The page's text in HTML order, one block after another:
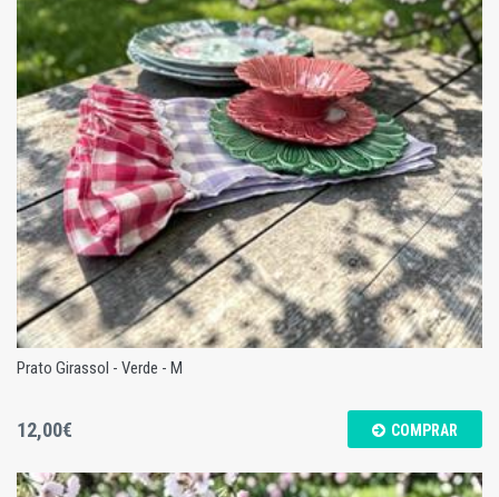
Borboleta Colorida - Pintura Manual - M
Prato Girassol - Verde - M
12,00€ COMPRAR